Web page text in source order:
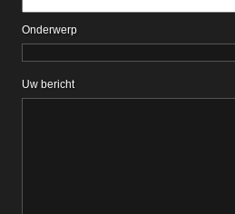
Onderwerp
Uw bericht